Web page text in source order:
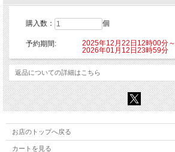
購入数： 個
予約期間:
2025年12月22日12時00分～
2026年01月12日23時59分
返品についての詳細はこちら
お店のトップへ戻る
カートを見る